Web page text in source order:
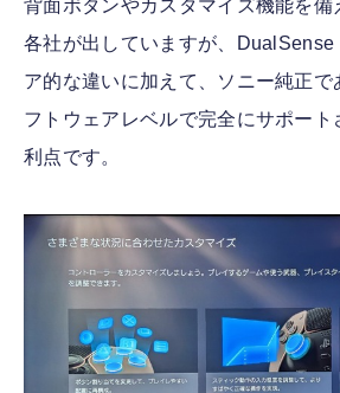
背面ボタンやカスタマイズ機能を備
各社が出していますが、DualSense
ア的な違いに加えて、ソニー純正で
フトウェアレベルで完全にサポー
利点です。